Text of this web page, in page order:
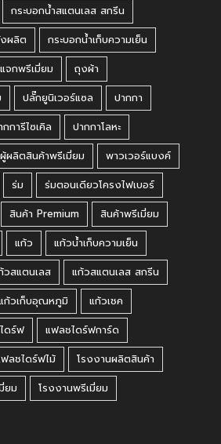
กระบอกน้ำสแตนเลส สกรีน
ผลิต
กระบอกน้ำเก็บความเย็น
จกพรีเมี่ยม
ถุงผ้า
ปลั๊กยูนิเวอร์แซล
ปากกา
กการีไซเคิล
ปากกาโลหะ
ผู้ผลิตสินค้าพรีเมี่ยม
พาวเวอร์แบงค์
ร่ม
ร่มตอนเดียวโครงไฟเบอร์
สินค้า Premium
สินค้าพรีเมี่ยม
แก้ว
แก้วน้ำเก็บความเย็น
วสแตนเลส
แก้วสแตนเลส สกรีน
ก้วเก็บอุณหภูมิ
แก้วเชค
ดร์ฟ
แฟลชไดร์ฟการ์ด
ลชไดร์ฟไม้
โรงงานผลิตสินค้า
ยม
โรงงานพรีเมี่ยม